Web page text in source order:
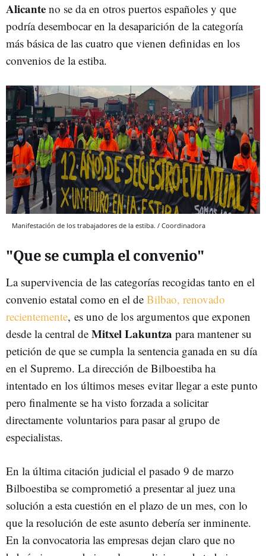
Alicante no se da en otros puertos españoles y que
podría desembocar en la desaparición de la categoría
más básica de las cuatro que vienen definidas en los
convenios de la estiba.
Manifestación de los trabajadores de la estiba. / Coordinadora
"Que se cumpla el convenio"
La supervivencia de las categorías recogidas tanto en el
convenio estatal como en el de Bilbao, renovado
recientemente, es uno de los argumentos que exponen
desde la central de Mitxel Lakuntza para mantener su
petición de que se cumpla la sentencia ganada en su día
en el Supremo. La dirección de Bilboestiba ha
intentado en los últimos meses evitar llegar a este punto
pero finalmente se ha visto forzada a solicitar
directamente voluntarios para pasar al grupo de
especialistas.
En la última citación judicial el pasado 9 de marzo
Bilboestiba se comprometió a presentar al juez una
solución a esta cuestión en el plazo de un mes, con lo
que la resolución de este asunto debería ser inminente.
En la convocatoria las empresas dejan claro que no